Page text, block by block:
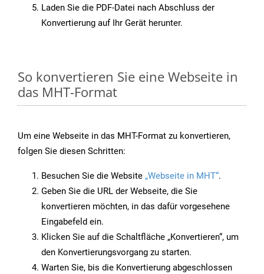
Laden Sie die PDF-Datei nach Abschluss der
Konvertierung auf Ihr Gerät herunter.
So konvertieren Sie eine Webseite in
das MHT-Format
Um eine Webseite in das MHT-Format zu konvertieren,
folgen Sie diesen Schritten:
Besuchen Sie die Website „Webseite in MHT“.
Geben Sie die URL der Webseite, die Sie
konvertieren möchten, in das dafür vorgesehene
Eingabefeld ein.
Klicken Sie auf die Schaltfläche „Konvertieren“, um
den Konvertierungsvorgang zu starten.
Warten Sie, bis die Konvertierung abgeschlossen